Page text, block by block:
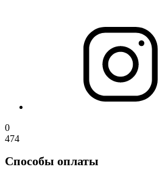
0
474
Способы оплаты